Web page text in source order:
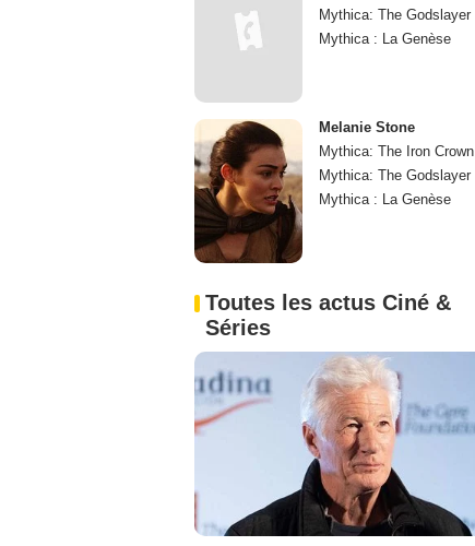
Mythica: The Godslayer
Mythica : La Genèse
Melanie Stone
Mythica: The Iron Crown
Mythica: The Godslayer
Mythica : La Genèse
Toutes les actus Ciné &
Séries